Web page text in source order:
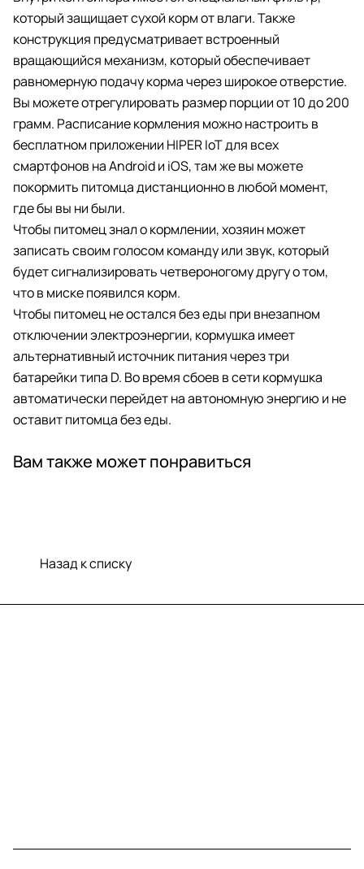
который защищает сухой корм от влаги. Также
конструкция предусматривает встроенный
вращающийся механизм, который обеспечивает
равномерную подачу корма через широкое отверстие.
Вы можете отрегулировать размер порции от 10 до 200
грамм. Расписание кормления можно настроить в
бесплатном приложении HIPER IoT для всех
смартфонов на Android и iOS, там же вы можете
покормить питомца дистанционно в любой момент,
где бы вы ни были.
Чтобы питомец знал о кормлении, хозяин может
записать своим голосом команду или звук, который
будет сигнализировать четвероногому другу о том,
что в миске появился корм.
Чтобы питомец не остался без еды при внезапном
отключении электроэнергии, кормушка имеет
альтернативный источник питания через три
батарейки типа D. Во время сбоев в сети кормушка
автоматически перейдет на автономную энергию и не
оставит питомца без еды.
Вам также может понравиться
Назад к списку